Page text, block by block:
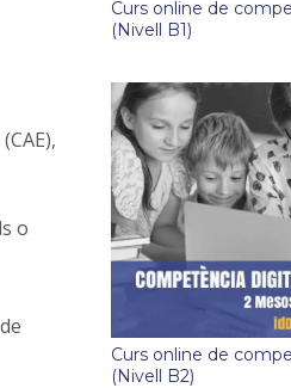
o
Curs online de
(Nivell B1)
Curs online de
(Nivell B2)